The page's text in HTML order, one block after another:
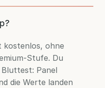
kostenlos, ohne
Stufe. Du
Panel
die Werte landen